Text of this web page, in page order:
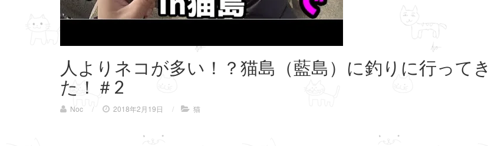
人よりネコが多い！？猫島（藍島）に釣りに行ってき
た！＃2
Noc / 2018年2月19日 / 猫